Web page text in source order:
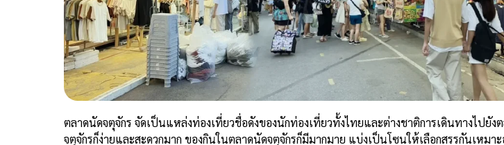
ตลาดนัดจตุจักร จัดเป็นแหล่งท่องเที่ยวชื่อดังของนักท่องเที่ยวทั้งไทยและต่างชาติการเดินทางไปยัง
จตุจักรก็ง่ายและสะดวกมาก ของกินในตลาดนัดจตุจักรก็มีมากมาย แบ่งเป็นโซนให้เลือกสรรกันเหมาะ